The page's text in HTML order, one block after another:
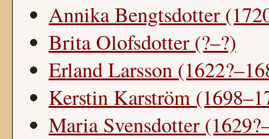
Annika Bengtsdotter
Brita Olofsdotter (?–?)
Erland Larsson
Kerstin Karström
Maria Svensdotter